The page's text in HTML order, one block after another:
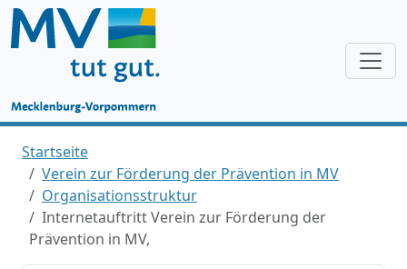
Startseite
Verein zur Förderung der Prävention in MV
Organisationsstruktur
Internetauftritt Verein zur Förderung der
Prävention in MV,